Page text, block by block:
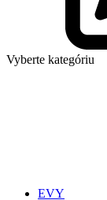
Vyberte kategóriu
EVY